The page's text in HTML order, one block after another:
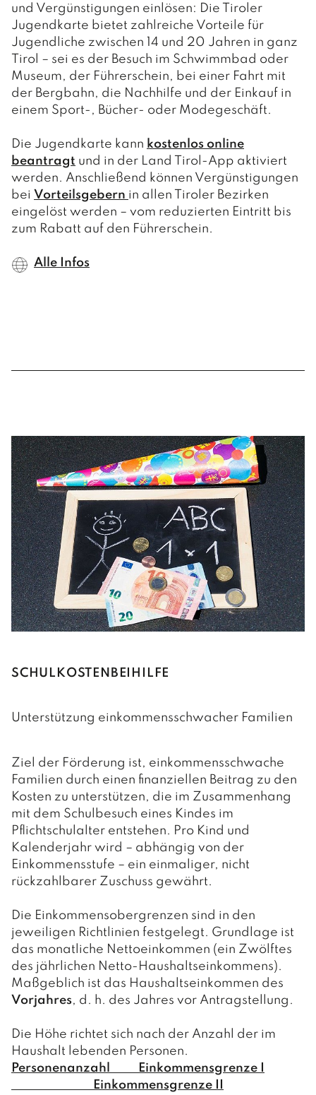
LEBEN
FAMILIE & KINDER
O.K.-Zentrum Debant
Kindergärten
Schulen
Büchereien
Jugendtreff
Wohn- und Pflegeheim
Ärzte und Apotheken
Sozialsprengel
FREIZEIT
Vereine
Saunaerlebnis Osttirol
Spielplätze
PFARREN
Pfarre Debant
TOURISMUS & WIRTSCHAFT
und Vergünstigungen einlösen: Die Tiroler
Jugendkarte bietet zahlreiche Vorteile für
Jugendliche zwischen 14 und 20 Jahren in ganz
Tirol – sei es der Besuch im Schwimmbad oder
Museum, der Führerschein, bei einer Fahrt mit
der Bergbahn, die Nachhilfe und der Einkauf in
einem Sport-, Bücher- oder Modegeschäft.
Die Jugendkarte kann kostenlos online
beantragt und in der Land Tirol-App aktiviert
werden. Anschließend können Vergünstigungen
bei Vorteilsgebern in allen Tiroler Bezirken
eingelöst werden – vom reduzierten Eintritt bis
zum Rabatt auf den Führerschein.
Alle Infos
SCHULKOSTENBEIHILFE
Unterstützung einkommensschwacher Familien
Ziel der Förderung ist, einkommensschwache
Familien durch einen finanziellen Beitrag zu den
Kosten zu unterstützen, die im Zusammenhang
mit dem Schulbesuch eines Kindes im
Pflichtschulalter entstehen. Pro Kind und
Kalenderjahr wird – abhängig von der
Einkommensstufe – ein einmaliger, nicht
rückzahlbarer Zuschuss gewährt.
Die Einkommensobergrenzen sind in den
jeweiligen Richtlinien festgelegt. Grundlage ist
das monatliche Nettoeinkommen (ein Zwölftes
des jährlichen Netto-Haushaltseinkommens).
Maßgeblich ist das Haushaltseinkommen des
Vorjahres, d. h. des Jahres vor Antragstellung.
Die Höhe richtet sich nach der Anzahl der im
Haushalt lebenden Personen.
Personenanzahl Einkommensgrenze I
Einkommensgrenze II